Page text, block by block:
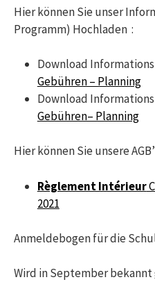
Hier können Sie unser
Programm) Hochladen :
Download
Gebühren – Planning
Download
Gebühren– Planning
Hier können Sie unsere
Règlement Intérieur
2021
Anmeldebogen für die
Wird in September bekannt